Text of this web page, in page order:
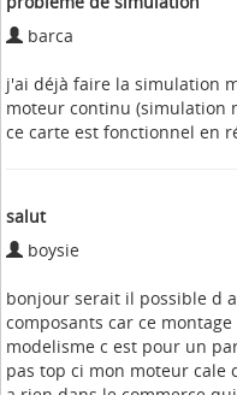
barca
j'ai déjà faire la simulation
moteur continu (simulation
ce carte est fonctionnel en
salut
boysie
bonjour serait il possible d
composants car ce
modelisme c est pour un
pas top ci mon moteur cale